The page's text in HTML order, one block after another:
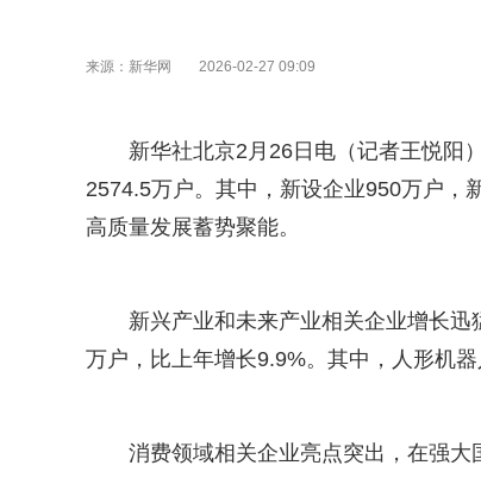
来源：新华网 2026-02-27 09:09
新华社北京2月26日电（记者王悦阳
2574.5万户。其中，新设企业950万户，
高质量发展蓄势聚能。
新兴产业和未来产业相关企业增长
万户，比上年增长9.9%。其中，人形机
消费领域相关企业亮点突出，在强大